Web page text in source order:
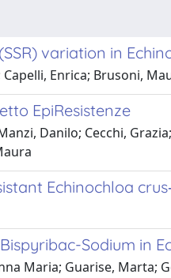
variation in
Capelli, Enrica; Brusoni,
EpiResistenze
Danilo; Cecchi,
Echinochloa
Sodium in
Maria; Guarise,